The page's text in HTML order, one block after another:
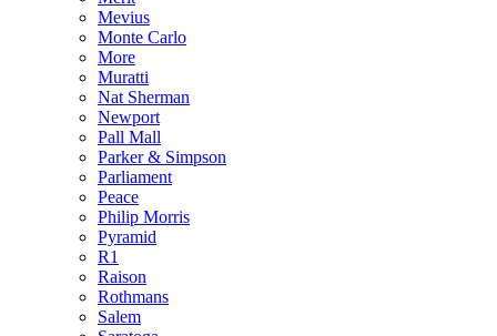
Mevius
Monte Carlo
More
Muratti
Nat Sherman
Newport
Pall Mall
Parker & Simpson
Parliament
Peace
Philip Morris
Pyramid
R1
Raison
Rothmans
Salem